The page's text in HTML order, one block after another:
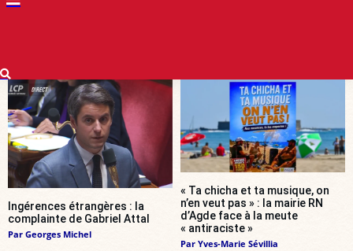
Ingérences étrangères : la
complainte de Gabriel Attal
Par Georges Michel
« Ta chicha et ta musique, on
n’en veut pas » : la mairie RN
d’Agde face à la meute
« antiraciste »
Par Yves-Marie Sévillia